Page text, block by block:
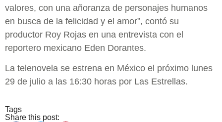
valores, con una añoranza de personajes humanos
en busca de la felicidad y el amor”, contó su
productor Roy Rojas en una entrevista con el
reportero mexicano Eden Dorantes.
La telenovela se estrena en México el próximo lunes
29 de julio a las 16:30 horas por Las Estrellas.
Tags
Share this post: